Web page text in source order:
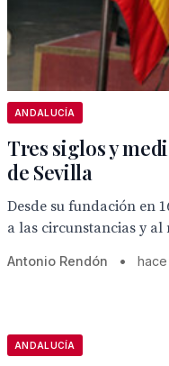
ANDALUCÍA
Tres siglos y
de Sevilla
Desde su fundación en
a las circunstancias y
Antonio Rendón •
ANDALUCÍA